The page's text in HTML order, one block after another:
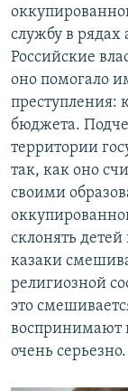
службу в рядах
Российские
оно помогало
преступления:
бюджета.
территории
так, как оно
своими
склонять
казаки
религиозной
это
воспринимают
очень серьезно.